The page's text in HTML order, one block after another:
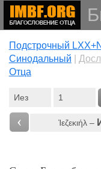
Подстрочный
Cинодальный
Отца
‹ Ἰεζεκιήλ –